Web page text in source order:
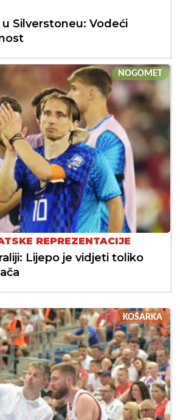
Silverstoneu: Vodeći
NOGOMET
REPREZENTACIJE
Lijepo je vidjeti toliko
KOŠARKA